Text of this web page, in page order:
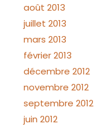
août 2013
juillet 2013
mars 2013
février 2013
décembre 2012
novembre 2012
septembre 2012
juin 2012